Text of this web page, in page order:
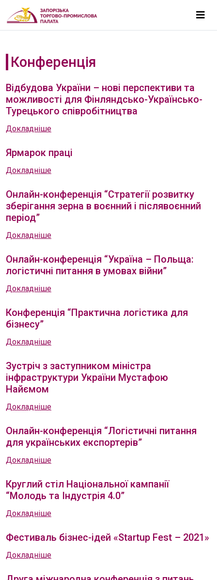
Конференція
Відбудова України – нові перспективи та
можливості для Фінляндсько-Українсько-
Турецького співробітництва
Докладніше
Ярмарок праці
Докладніше
Онлайн-конференція “Стратегії розвитку
зберігання зерна в воєнний і післявоєнний
період”
Докладніше
Онлайн-конференція “Україна – Польща:
логістичні питання в умовах війни”
Докладніше
Конференція “Практична логістика для
бізнесу”
Докладніше
Зустріч з заступником міністра
інфраструктури України Мустафою
Найємом
Докладніше
Онлайн-конференція “Логістичні питання
для українських експортерів”
Докладніше
Круглий стіл Національної кампанії
“Молодь та Індустрія 4.0”
Докладніше
Фестиваль бізнес-ідей «Startup Fest – 2021»
Докладніше